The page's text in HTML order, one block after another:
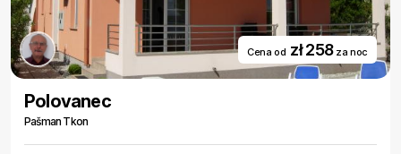
Cena od zł 258 za noc
Polovanec
Pašman Tkon